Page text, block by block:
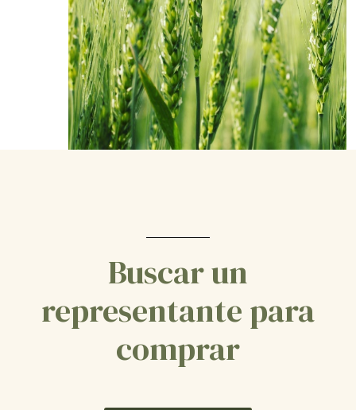
Buscar un
representante para
comprar